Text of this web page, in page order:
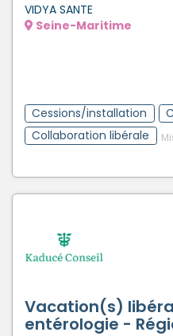
VIDYA SANTE
Seine-Maritime
Cessions/installation
Collaboration libérale
Vacation(s)
entérologie -